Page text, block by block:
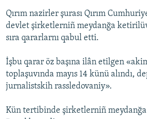
QOŞULIÑIZ!
RFE/RS bütün saytları
Qırım nazirler şurası Qırım
devlet şirketlerniñ meydanğa
sıra qararlarnı qabul etti.
İşbu qarar öz başına ilân etilgen
toplaşuvında mayıs 14 künü alındı,
jurnalistskih rassledovaniy».
Kün tertibinde şirketlerniñ